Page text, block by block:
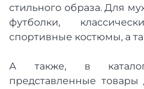
стильного образа. Для
футболки,
спортивные костюмы, а
А также, в
представленные